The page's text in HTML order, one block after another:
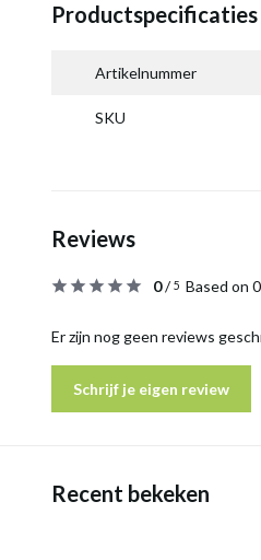
Productspecificaties
Artikelnummer
SKU
Reviews
0/5 Based on
Er zijn nog geen reviews
Schrijf je eigen review
Recent bekeken